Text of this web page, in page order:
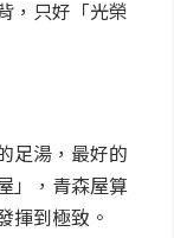
，只好「光榮
足湯，最好的
」，青森屋算
揮到極致。